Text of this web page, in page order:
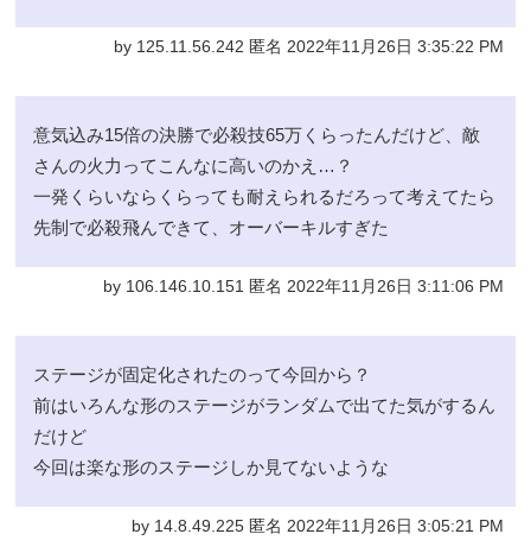
by 125.11.56.242 匿名 2022年11月26日 3:35:22 PM
意気込み15倍の決勝で必殺技65万くらったんだけど、敵
さんの火力ってこんなに高いのかえ…？
一発くらいならくらっても耐えられるだろって考えてたら
先制で必殺飛んできて、オーバーキルすぎた
by 106.146.10.151 匿名 2022年11月26日 3:11:06 PM
ステージが固定化されたのって今回から？
前はいろんな形のステージがランダムで出てた気がするん
だけど
今回は楽な形のステージしか見てないような
by 14.8.49.225 匿名 2022年11月26日 3:05:21 PM